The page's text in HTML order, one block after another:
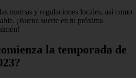
normas y regulaciones locales, así como
¡Buena suerte en tu próxima
la temporada de